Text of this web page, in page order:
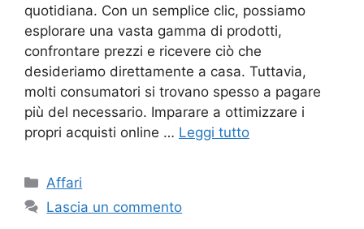
quotidiana. Con un semplice clic, possiamo
esplorare una vasta gamma di prodotti,
confrontare prezzi e ricevere ciò che
desideriamo direttamente a casa. Tuttavia,
molti consumatori si trovano spesso a pagare
più del necessario. Imparare a ottimizzare i
propri acquisti online … Leggi tutto
Categorie
Affari
Lascia un commento